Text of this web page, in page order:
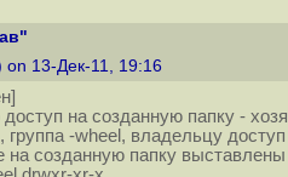
on 13-Дек-11, 19:16
на созданную папку -
-wheel, владельцу доступ
на созданную папку